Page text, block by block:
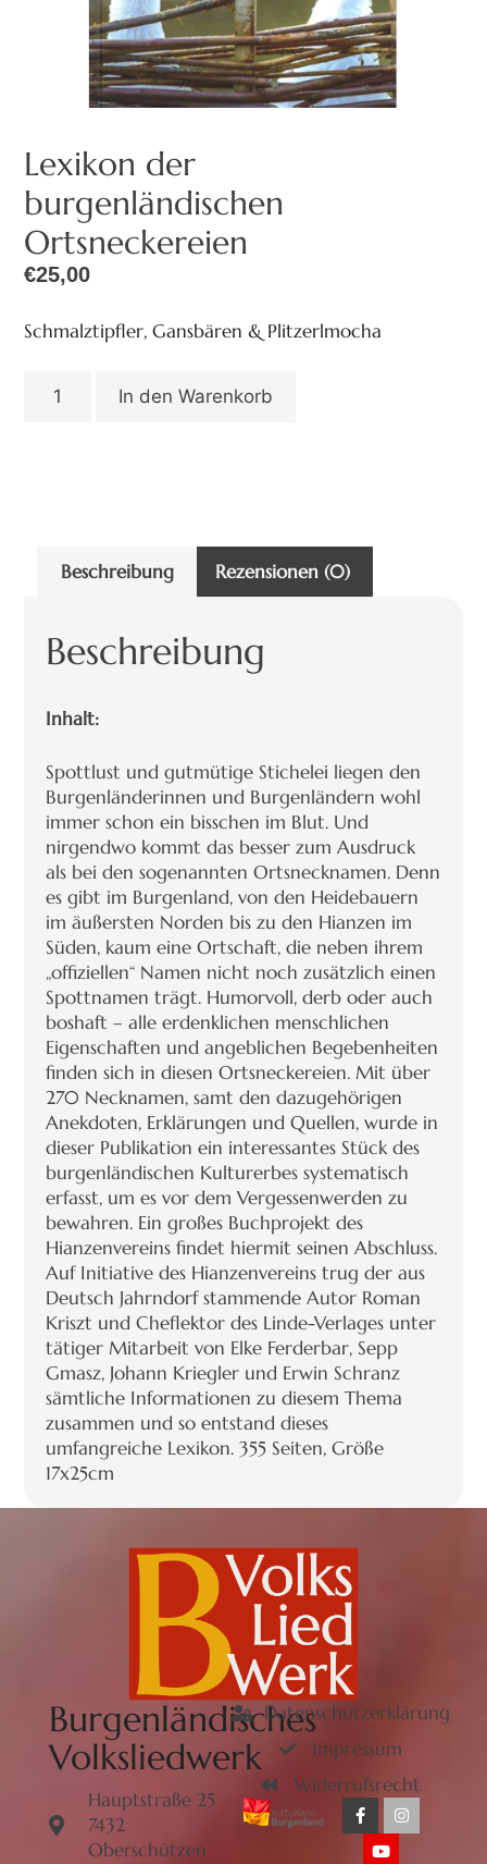
Lexikon der
burgenländischen
Ortsneckereien
€25,00
Schmalztipfler, Gansbären & Plitzerlmocha
In den Warenkorb
Beschreibung Rezensionen (0)
Beschreibung
Inhalt:
Spottlust und gutmütige Stichelei liegen den
Burgenländerinnen und Burgenländern wohl
immer schon ein bisschen im Blut. Und
nirgendwo kommt das besser zum Ausdruck
als bei den sogenannten Ortsnecknamen. Denn
es gibt im Burgenland, von den Heidebauern
im äußersten Norden bis zu den Hianzen im
Süden, kaum eine Ortschaft, die neben ihrem
„offiziellen“ Namen nicht noch zusätzlich einen
Spottnamen trägt. Humorvoll, derb oder auch
boshaft – alle erdenklichen menschlichen
Eigenschaften und angeblichen Begebenheiten
finden sich in diesen Ortsneckereien. Mit über
270 Necknamen, samt den dazugehörigen
Anekdoten, Erklärungen und Quellen, wurde in
dieser Publikation ein interessantes Stück des
burgenländischen Kulturerbes systematisch
erfasst, um es vor dem Vergessenwerden zu
bewahren. Ein großes Buchprojekt des
Hianzenvereins findet hiermit seinen Abschluss.
Auf Initiative des Hianzenvereins trug der aus
Deutsch Jahrndorf stammende Autor Roman
Kriszt und Cheflektor des Linde-Verlages unter
tätiger Mitarbeit von Elke Ferderbar, Sepp
Gmasz, Johann Kriegler und Erwin Schranz
sämtliche Informationen zu diesem Thema
zusammen und so entstand dieses
umfangreiche Lexikon. 355 Seiten, Größe
17x25cm
Burgenländisches
Volksliedwerk
Hauptstraße 25
7432
Oberschützen
Datenschutzerklärung
Impressum
Widerrufsrecht